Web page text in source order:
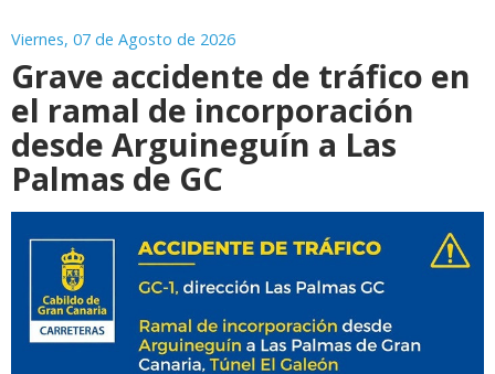
Viernes, 07 de Agosto de 2026
Grave accidente de tráfico en
el ramal de incorporación
desde Arguineguín a Las
Palmas de GC